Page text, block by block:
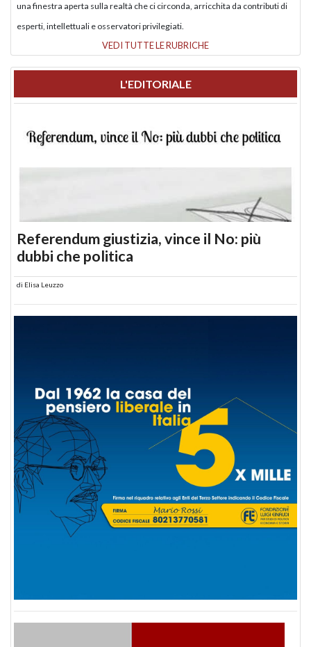
una finestra aperta sulla realtà che ci circonda, arricchita da contributi di
esperti, intellettuali e osservatori privilegiati.
VEDI TUTTE LE RUBRICHE
L'EDITORIALE
Referendum giustizia, vince il No: più
dubbi che politica
di Elisa Leuzzo